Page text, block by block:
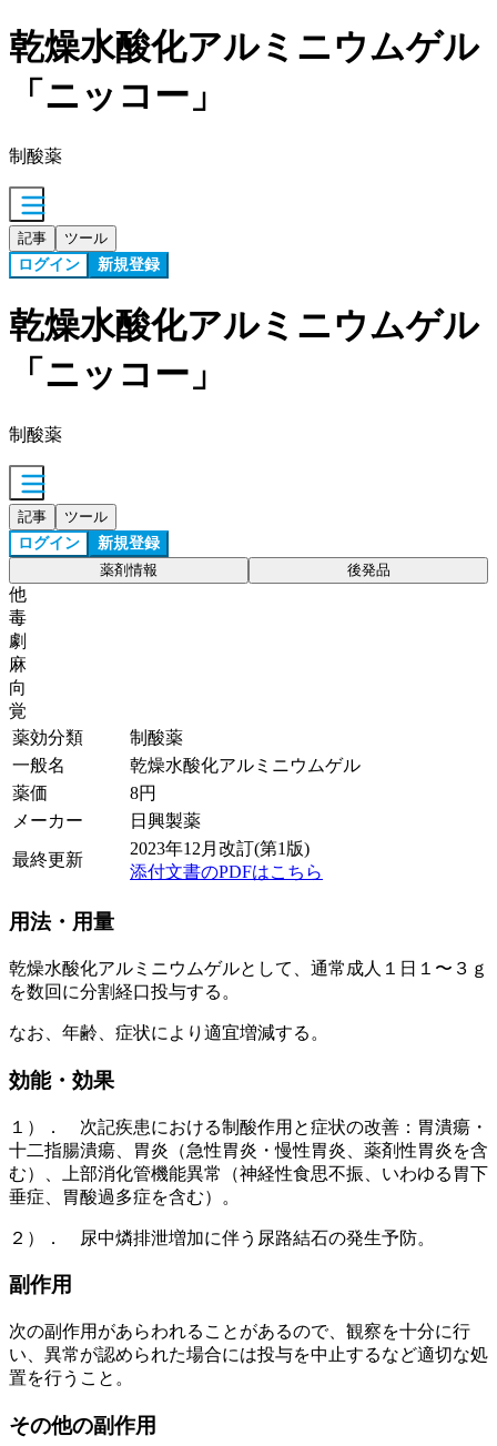
乾燥水酸化アルミニウムゲル
「ニッコー」
制酸薬
記事 ツール
ログイン 新規登録
乾燥水酸化アルミニウムゲル
「ニッコー」
制酸薬
記事 ツール
ログイン 新規登録
薬剤情報 後発品
他
毒
劇
麻
向
覚
薬効分類
制酸薬
一般名
乾燥水酸化アルミニウムゲル
薬価
8円
メーカー
日興製薬
最終更新
2023年12月改訂(第1版)
添付文書のPDFはこちら
用法・用量
乾燥水酸化アルミニウムゲルとして、通常成人１日１〜３ｇ
を数回に分割経口投与する。
なお、年齢、症状により適宜増減する。
効能・効果
１）． 次記疾患における制酸作用と症状の改善：胃潰瘍・
十二指腸潰瘍、胃炎（急性胃炎・慢性胃炎、薬剤性胃炎を含
む）、上部消化管機能異常（神経性食思不振、いわゆる胃下
垂症、胃酸過多症を含む）。
２）． 尿中燐排泄増加に伴う尿路結石の発生予防。
副作用
次の副作用があらわれることがあるので、観察を十分に行
い、異常が認められた場合には投与を中止するなど適切な処
置を行うこと。
その他の副作用